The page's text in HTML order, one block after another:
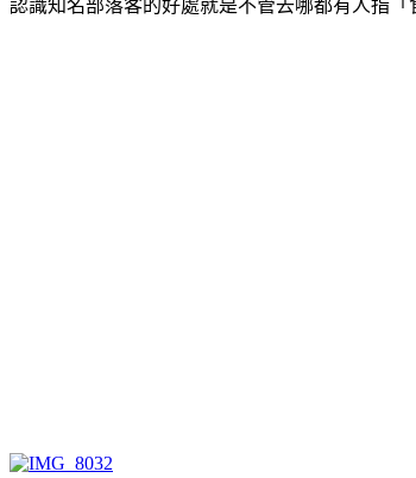
認識知名部落客的好處就是不管去哪都有人指